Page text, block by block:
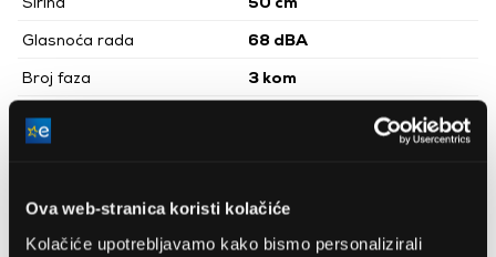
Ova web-stranica koristi kolačiće
Kolačiće upotrebljavamo kako bismo personalizirali
Glasnoća rada
68 dBA
Broj faza
3 kom
Maksimalne snage isporuke
zraka
Energetski razred
C
Broj motora
1 kom